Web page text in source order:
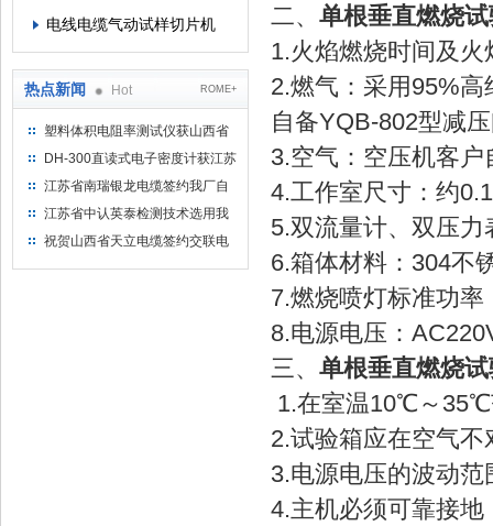
电线电缆气动试样切片机
热点新闻 Hot ROME+
塑料体积电阻率测试仪获山西省
水利机械厂选用
DH-300直读式电子密度计获江苏
省苏州市安信塑业选用
江苏省南瑞银龙电缆签约我厂自
然换气老化箱等电缆检测设备
江苏省中认英泰检测技术选用我
厂自然换气老化试验箱
祝贺山西省天立电缆签约交联电
二、 单根垂直燃烧
1.火焰燃烧时间及
2.燃气：采用95%
自备YQB-802型减
3.空气：空压机客户
4.工作室尺寸：约
5.双流量计、双压力
6.箱体材料：304不
7.燃烧喷灯标准功率
8.电源电压：
三、 单根垂直燃烧
1.在室温10℃～35℃
2.试验箱应在空气
3.电源电压的波动
4.主机必须可靠接